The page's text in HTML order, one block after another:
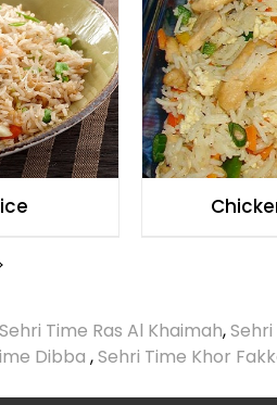
Sehri Time Ras Al Khaimah,
Dibba ,Sehri Time Khor